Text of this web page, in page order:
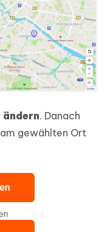
. Danach
gewählten Ort